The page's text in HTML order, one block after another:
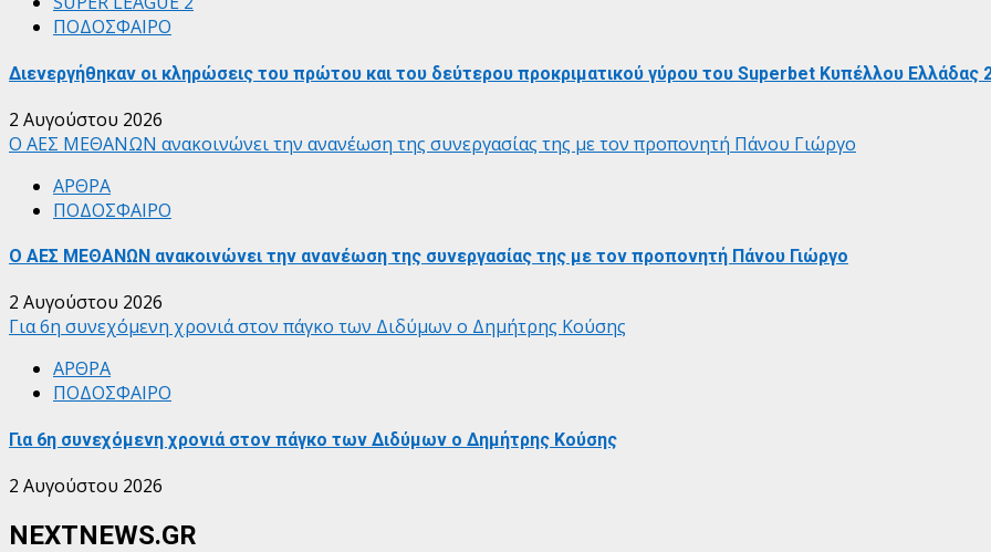
ΠΟΔΟΣΦΑΙΡΟ
Διενεργήθηκαν οι κληρώσεις του πρώτου και του δεύτερου προκριματικού γύρου του Superbet Κυπέλλου Ελλάδας
2 Αυγούστου 2026
Ο ΑΕΣ ΜΕΘΑΝΩΝ ανακοινώνει την ανανέωση της συνεργασίας της με τον προπονητή Πάνου Γιώργο
ΑΡΘΡΑ
ΠΟΔΟΣΦΑΙΡΟ
Ο ΑΕΣ ΜΕΘΑΝΩΝ ανακοινώνει την ανανέωση της συνεργασίας της με τον προπονητή Πάνου Γιώργο
2 Αυγούστου 2026
Για 6η συνεχόμενη χρονιά στον πάγκο των Διδύμων ο Δημήτρης Κούσης
ΑΡΘΡΑ
ΠΟΔΟΣΦΑΙΡΟ
Για 6η συνεχόμενη χρονιά στον πάγκο των Διδύμων ο Δημήτρης Κούσης
2 Αυγούστου 2026
NEXTNEWS.GR